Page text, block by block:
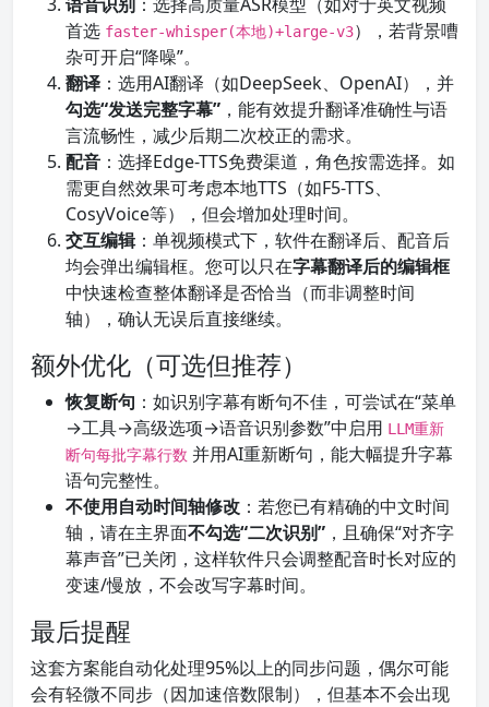
首选 faster-whisper(本地)+large-v3），若背景嘈
杂可开启“降噪”。
翻译 ：选用AI翻译（如DeepSeek、OpenAI），并
勾选“发送完整字幕” ，能有效提升翻译准确性与语
言流畅性，减少后期二次校正的需求。
配音 ：选择Edge-TTS免费渠道，角色按需选择。如
需更自然效果可考虑本地TTS（如F5-TTS、
CosyVoice等），但会增加处理时间。
交互编辑：单视频模式下，软件在翻译后、配音后
均会弹出编辑框。您可以只在字幕翻译后的编辑框
中快速检查整体翻译是否恰当（而非调整时间
轴），确认无误后直接继续。
额外优化（可选但推荐）
恢复断句 ：如识别字幕有断句不佳，可尝试在“菜单
→工具→高级选项→语音识别参数”中启用 LLM重新
断句每批字幕行数 并用AI重新断句，能大幅提升字幕
语句完整性。
不使用自动时间轴修改 ：若您已有精确的中文时间
轴，请在主界面不勾选“二次识别” ，且确保“对齐字
幕声音”已关闭，这样软件只会调整配音时长对应的
变速/慢放，不会改写字幕时间。
最后提醒
这套方案能自动化处理95%以上的同步问题，偶尔可能
会有轻微不同步（因加速倍数限制），但基本不会出现